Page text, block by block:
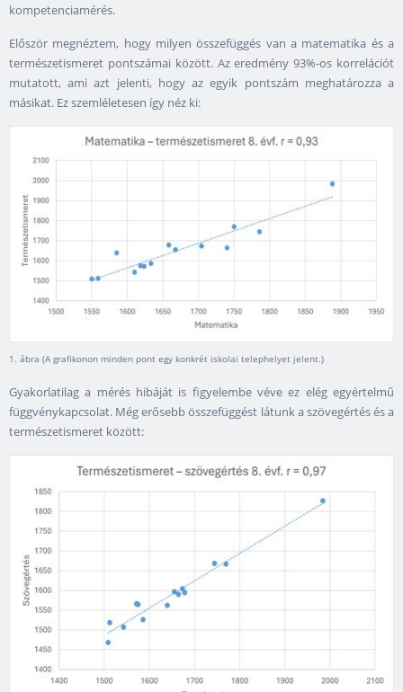
kompetenciamérés.
Először megnéztem, hogy milyen összefüggés van a matematika és a
természetismeret pontszámai között. Az eredmény 93%-os korrelációt
mutatott, ami azt jelenti, hogy az egyik pontszám meghatározza a
másikat. Ez szemléletesen így néz ki:
1. ábra (A grafikonon minden pont egy konkrét iskolai telephelyet jelent.)
Gyakorlatilag a mérés hibáját is figyelembe véve ez elég egyértelmű
függvénykapcsolat. Még erősebb összefüggést látunk a szövegértés és a
természetismeret között: